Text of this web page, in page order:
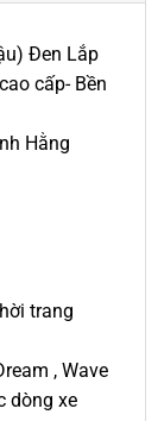
Đen Lắp
cấp- Bền
Hằng
trang
, Wave
dòng xe